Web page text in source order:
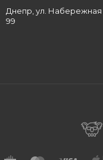
Днепр, ул. Набережная
99